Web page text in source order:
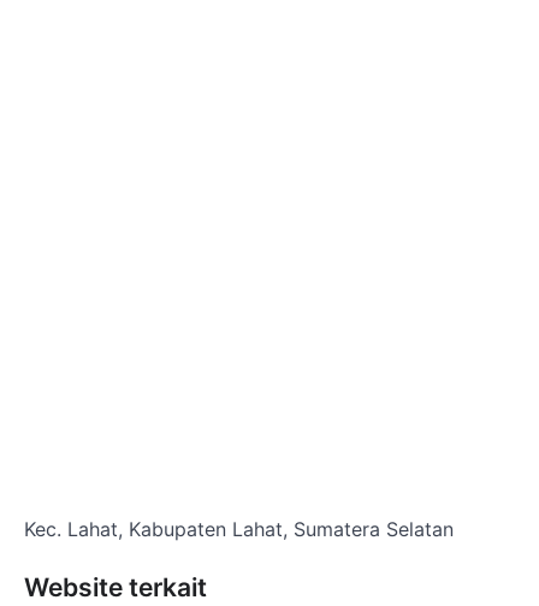
Kec. Lahat, Kabupaten Lahat, Sumatera Selatan
Website terkait